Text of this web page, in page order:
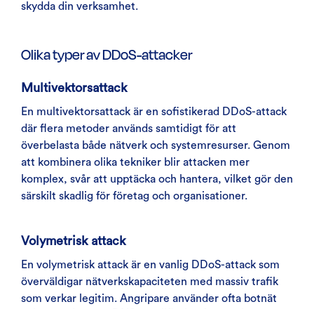
skydda din verksamhet.
Olika typer av DDoS-attacker
Multivektorsattack
En multivektorsattack är en sofistikerad DDoS-attack
där flera metoder används samtidigt för att
överbelasta både nätverk och systemresurser. Genom
att kombinera olika tekniker blir attacken mer
komplex, svår att upptäcka och hantera, vilket gör den
särskilt skadlig för företag och organisationer.
Volymetrisk attack
En volymetrisk attack är en vanlig DDoS-attack som
överväldigar nätverkskapaciteten med massiv trafik
som verkar legitim. Angripare använder ofta botnät